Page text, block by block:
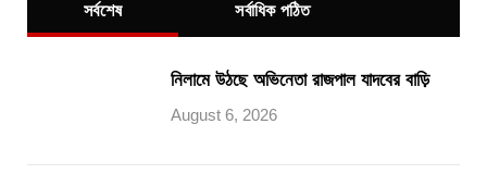
সর্বশেষ সর্বাধিক পঠিত
নিলামে উঠছে অভিনেতা রাজপাল যাদবের বাড়ি
August 6, 2026